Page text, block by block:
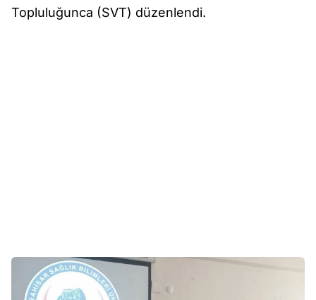
Topluluğunca (SVT) düzenlendi.